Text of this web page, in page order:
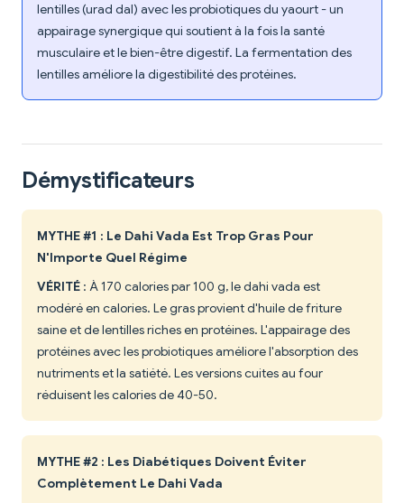
lentilles (urad dal) avec les probiotiques du yaourt - un
appairage synergique qui soutient à la fois la santé
musculaire et le bien-être digestif. La fermentation des
lentilles améliore la digestibilité des protéines.
Démystificateurs
MYTHE #1 : Le Dahi Vada Est Trop Gras Pour
N'Importe Quel Régime
VÉRITÉ : À 170 calories par 100 g, le dahi vada est
modéré en calories. Le gras provient d'huile de friture
saine et de lentilles riches en protéines. L'appairage des
protéines avec les probiotiques améliore l'absorption des
nutriments et la satiété. Les versions cuites au four
réduisent les calories de 40-50.
MYTHE #2 : Les Diabétiques Doivent Éviter
Complètement Le Dahi Vada